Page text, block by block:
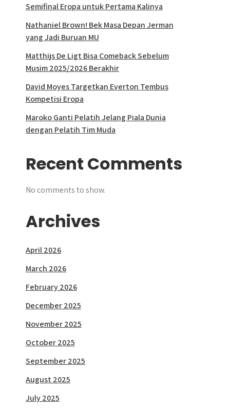
Semifinal Eropa untuk Pertama Kalinya
Nathaniel Brown! Bek Masa Depan Jerman
yang Jadi Buruan MU
Matthijs De Ligt Bisa Comeback Sebelum
Musim 2025/2026 Berakhir
David Moyes Targetkan Everton Tembus
Kompetisi Eropa
Maroko Ganti Pelatih Jelang Piala Dunia
dengan Pelatih Tim Muda
Recent Comments
No comments to show.
Archives
April 2026
March 2026
February 2026
December 2025
November 2025
October 2025
September 2025
August 2025
July 2025